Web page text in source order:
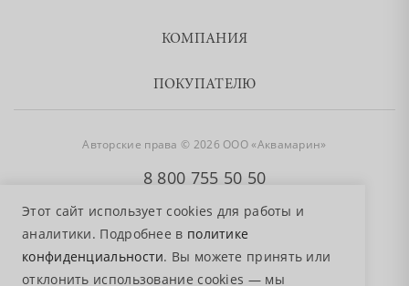
Этот сайт использует cookies для работы и
аналитики. Подробнее в политике
конфиденциальности. Вы можете принять или
отклонить использование cookies — мы
КОМПАНИЯ
ПОКУПАТЕЛЮ
Авторские права © 2026 ООО «Аквамарин»
8 800 755 50 50